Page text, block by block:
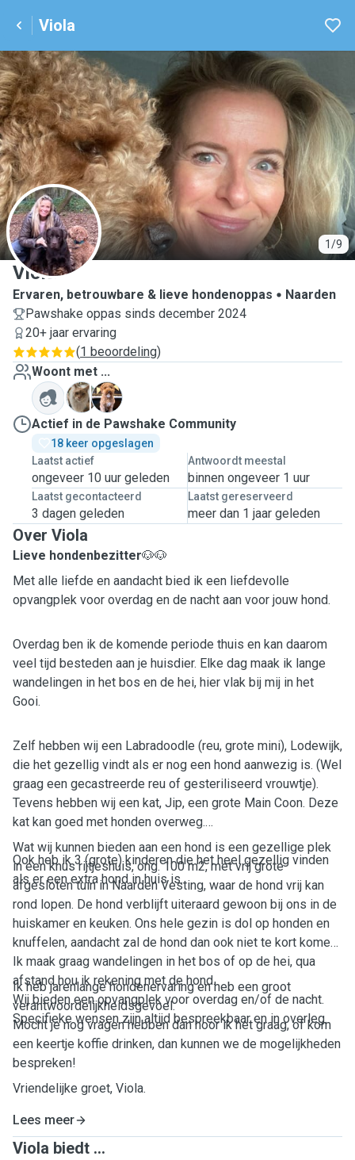
Viola
1/9
V
Viola
Ervaren, betrouwbare & lieve hondenoppas
Naarden
Pawshake oppas sinds december 2024
20+ jaar ervaring
(1 beoordeling)
Woont met ...
J
L
Actief in de Pawshake Community
18 keer opgeslagen
Laatst actief
ongeveer 10 uur geleden
Antwoordt meestal
binnen ongeveer 1 uur
Laatst gecontacteerd
3 dagen geleden
Laatst gereserveerd
meer dan 1 jaar geleden
Over Viola
Lieve hondenbezitter🐶🐶
Met alle liefde en aandacht bied ik een liefdevolle
opvangplek voor overdag en de nacht aan voor jouw hond.
Overdag ben ik de komende periode thuis en kan daarom
veel tijd besteden aan je huisdier. Elke dag maak ik lange
wandelingen in het bos en de hei, hier vlak bij mij in het
Gooi.
Zelf hebben wij een Labradoodle (reu, grote mini), Lodewijk,
die het gezellig vindt als er nog een hond aanwezig is. (Wel
graag een gecastreerde reu of gesteriliseerd vrouwtje).
Tevens hebben wij een kat, Jip, een grote Main Coon. Deze
kat kan goed met honden overweg.
Ook heb ik 3 (grote) kinderen die het heel gezellig vinden
als er een extra hond in huis is.
Wat wij kunnen bieden aan een hond is een gezellige plek
in een knus rijtjeshuis, ong. 100 m2, met vrij grote
afgesloten tuin in Naarden Vesting, waar de hond vrij kan
rond lopen. De hond verblijft uiteraard gewoon bij ons in de
huiskamer en keuken. Ons hele gezin is dol op honden en
knuffelen, aandacht zal de hond dan ook niet te kort komen.
Ik maak graag wandelingen in het bos of op de hei, qua
afstand hou ik rekening met de hond.
Wij bieden een opvangplek voor overdag en/of de nacht.
Specifieke wensen zijn altijd bespreekbaar en in overleg.
Ik heb jarenlange hondenervaring en heb een groot
verantwoordelijkheidsgevoel.
Mocht je nog vragen hebben dan hoor ik het graag, of kom
een keertje koffie drinken, dan kunnen we de mogelijkheden
bespreken!
Vriendelijke groet, Viola.
Lees meer
Viola biedt ...